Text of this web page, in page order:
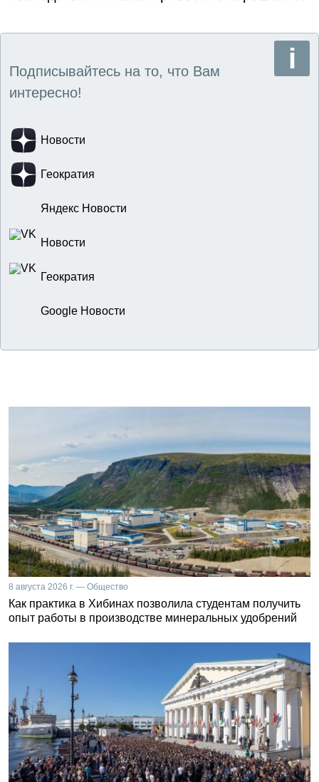
Подписывайтесь на то, что Вам
интересно!
Новости
Геократия
Яндекс Новости
Новости
Геократия
Google Новости
8 августа 2026 г. — Общество
Как практика в Хибинах позволила студентам получить
опыт работы в производстве минеральных удобрений